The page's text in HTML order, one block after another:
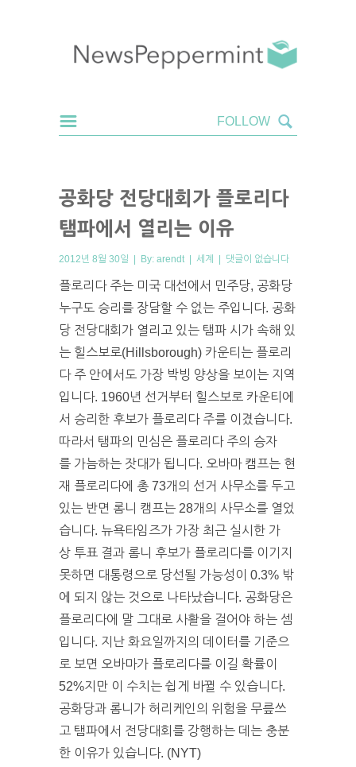
공화당 전당대회가 플로리다
탬파에서 열리는 이유
2012년 8월 30일 | By: arendt | 세계 | 댓글이 없습니다
플로리다 주는 미국 대선에서 민주당, 공화당
누구도 승리를 장담할 수 없는 주입니다. 공화
당 전당대회가 열리고 있는 탬파 시가 속해 있
는 힐스보로(Hillsborough) 카운티는 플로리
다 주 안에서도 가장 박빙 양상을 보이는 지역
입니다. 1960년 선거부터 힐스보로 카운티에
서 승리한 후보가 플로리다 주를 이겼습니다.
따라서 탬파의 민심은 플로리다 주의 승자
를 가늠하는 잣대가 됩니다. 오바마 캠프는 현
재 플로리다에 총 73개의 선거 사무소를 두고
있는 반면 롬니 캠프는 28개의 사무소를 열었
습니다. 뉴욕타임즈가 가장 최근 실시한 가
상 투표 결과 롬니 후보가 플로리다를 이기지
못하면 대통령으로 당선될 가능성이 0.3% 밖
에 되지 않는 것으로 나타났습니다. 공화당은
플로리다에 말 그대로 사활을 걸어야 하는 셈
입니다. 지난 화요일까지의 데이터를 기준으
로 보면 오바마가 플로리다를 이길 확률이
52%지만 이 수치는 쉽게 바뀔 수 있습니다.
공화당과 롬니가 허리케인의 위험을 무릎쓰
고 탬파에서 전당대회를 강행하는 데는 충분
한 이유가 있습니다. (NYT)